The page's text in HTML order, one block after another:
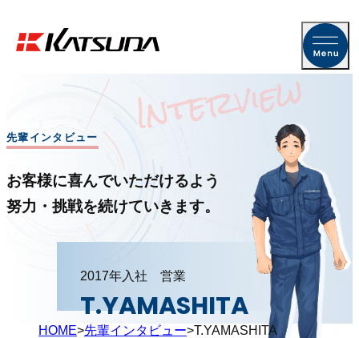
先輩インタビュー
お客様に喜んでいただけるよう
努力・挑戦を続けていきます。
2017年入社 営業
T.YAMASHITA
HOME 先輩インタビュー T.YAMASHITA